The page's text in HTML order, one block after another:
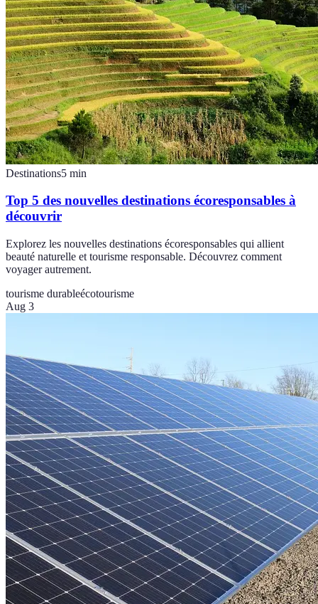
Destinations5 min
Top 5 des nouvelles destinations écoresponsables à
découvrir
Explorez les nouvelles destinations écoresponsables qui allient
beauté naturelle et tourisme responsable. Découvrez comment
voyager autrement.
tourisme durableécotourisme
Aug 3